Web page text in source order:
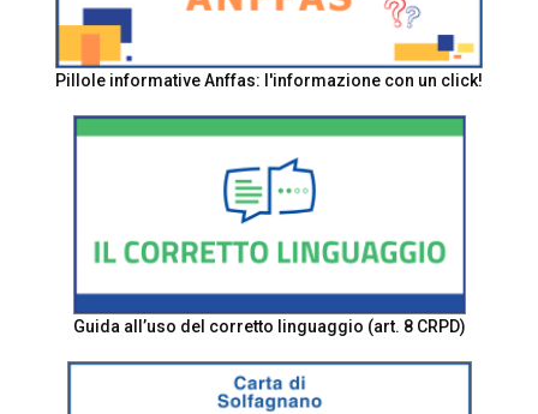
Pillole informative Anffas: l'informazione con un click!
Guida all’uso del corretto linguaggio (art. 8 CRPD)